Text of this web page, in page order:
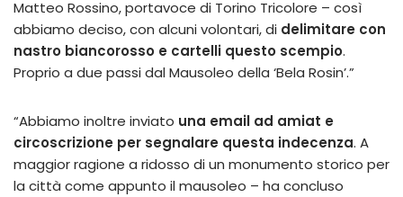
Matteo Rossino, portavoce di Torino Tricolore – così
abbiamo deciso, con alcuni volontari, di delimitare con
nastro biancorosso e cartelli questo scempio.
Proprio a due passi dal Mausoleo della ‘Bela Rosin’.”
“Abbiamo inoltre inviato una email ad amiat e
circoscrizione per segnalare questa indecenza. A
maggior ragione a ridosso di un monumento storico per
la città come appunto il mausoleo – ha concluso